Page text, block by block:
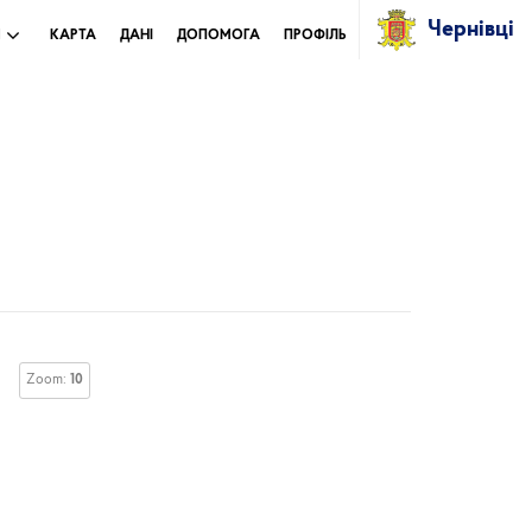
КАРТА ДАНІ ДОПОМОГА ПРОФІЛЬ Чернівці
Zoom: 10